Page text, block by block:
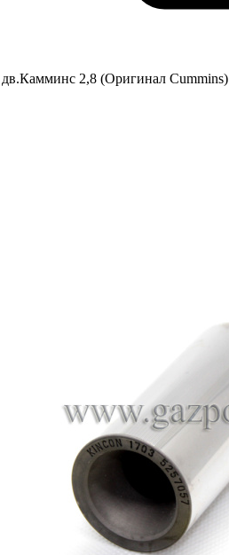
2,8 (Оригинал Cummins)